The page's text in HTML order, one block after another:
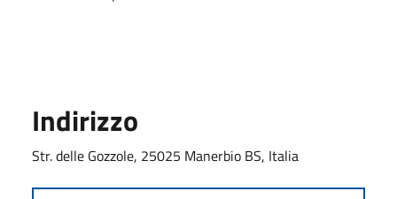
Indirizzo
Str. delle Gozzole, 25025 Manerbio BS, Italia